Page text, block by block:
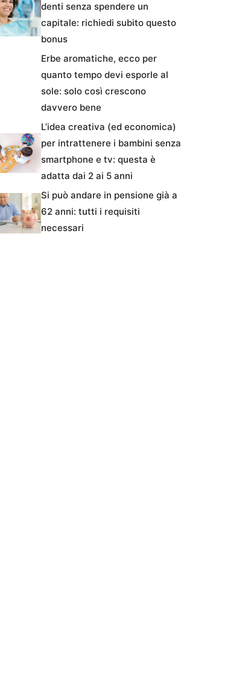
denti senza spendere un
capitale: richiedi subito questo
bonus
Erbe aromatiche, ecco per
quanto tempo devi esporle al
sole: solo così crescono
davvero bene
L’idea creativa (ed economica)
per intrattenere i bambini senza
smartphone e tv: questa è
adatta dai 2 ai 5 anni
Si può andare in pensione già a
62 anni: tutti i requisiti
necessari